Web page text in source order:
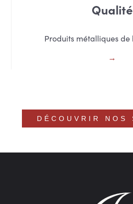
Qualité
Produits métalliques
DÉCOUVRIR NOS